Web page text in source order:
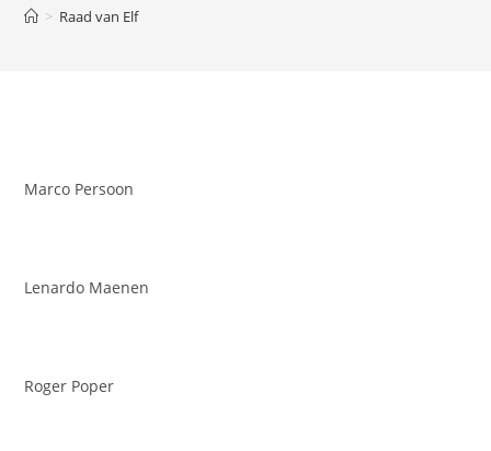
> Raad van Elf
Marco Persoon
Lenardo Maenen
Roger Poper